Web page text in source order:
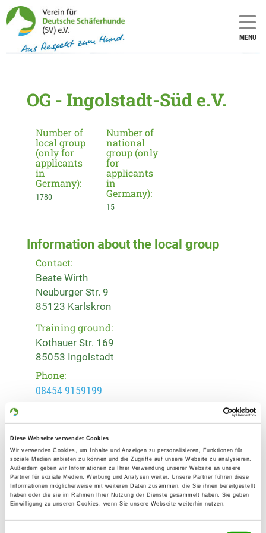
Diese Webseite verwendet Cookies
Wir verwenden Cookies, um Inhalte und Anzeigen zu personalisieren, Funktionen für
soziale Medien anbieten zu können und die Zugriffe auf unsere Website zu analysieren.
Außerdem geben wir Informationen zu Ihrer Verwendung unserer Website an unsere
Partner für soziale Medien, Werbung und Analysen weiter. Unsere Partner führen diese
Informationen möglicherweise mit weiteren Daten zusammen, die Sie ihnen bereitgestellt
haben oder die sie im Rahmen Ihrer Nutzung der Dienste gesammelt haben. Sie geben
Einwilligung zu unseren Cookies, wenn Sie unsere Webseite weiterhin nutzen.
MENU
OG - Ingolstadt-Süd e.V.
Number of
local group
(only for
applicants
in
Germany):
1780
Number of
national
group (only
for
applicants
in
Germany):
15
Information about the local group
Contact:
Beate Wirth
Neuburger Str. 9
85123 Karlskron
Training ground:
Kothauer Str. 169
85053 Ingolstadt
Phone:
08454 9159199
E-Mail:
info@og-in-sued.de
Offer:
Faehrte, Unterordnung, Schutzdienst,
Agility, RH-Mantrailing